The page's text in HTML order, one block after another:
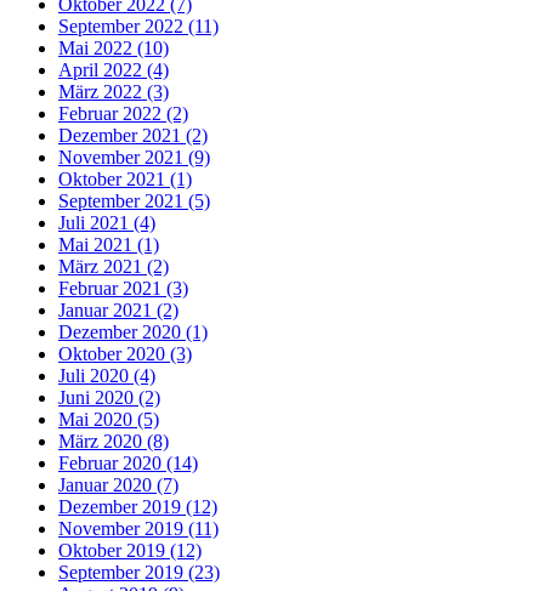
September 2022 (11)
Mai 2022 (10)
April 2022 (4)
März 2022 (3)
Februar 2022 (2)
Dezember 2021 (2)
November 2021 (9)
Oktober 2021 (1)
September 2021 (5)
Juli 2021 (4)
Mai 2021 (1)
März 2021 (2)
Februar 2021 (3)
Januar 2021 (2)
Dezember 2020 (1)
Oktober 2020 (3)
Juli 2020 (4)
Juni 2020 (2)
Mai 2020 (5)
März 2020 (8)
Februar 2020 (14)
Januar 2020 (7)
Dezember 2019 (12)
November 2019 (11)
Oktober 2019 (12)
September 2019 (23)